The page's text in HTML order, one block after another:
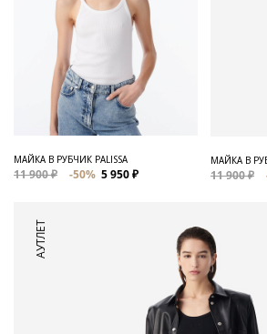
МАЙКА В РУБЧИК PALISSA
11 900 ₽ -50% 5 950 ₽
МАЙКА В
11 900 ₽
АУТЛЕТ